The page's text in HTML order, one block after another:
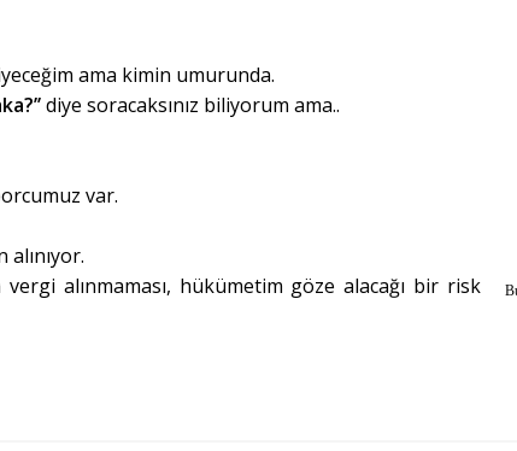
ama kimin umurunda.
diye soracaksınız biliyorum ama..
var.
alınmaması, hükümetim göze alacağı bir risk